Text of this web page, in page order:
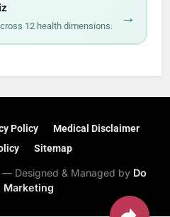
12 health dimensions. →
Policy
Medical Disclaimer
Sitemap
Designed & Managed by Do
Marketing